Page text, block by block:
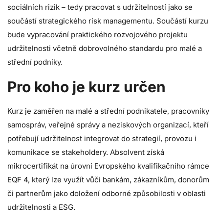
sociálních rizik – tedy pracovat s udržitelností jako se
součástí strategického risk managementu. Součástí kurzu
bude vypracování praktického rozvojového projektu
udržitelnosti včetně dobrovolného standardu pro malé a
střední podniky.
Pro koho je kurz určen
Kurz je zaměřen na malé a střední podnikatele, pracovníky
samospráv, veřejné správy a neziskových organizací, kteří
potřebují udržitelnost integrovat do strategií, provozu i
komunikace se stakeholdery. Absolvent získá
mikrocertifikát na úrovni Evropského kvalifikačního rámce
EQF 4, který lze využít vůči bankám, zákazníkům, donorům
či partnerům jako doložení odborné způsobilosti v oblasti
udržitelnosti a ESG.